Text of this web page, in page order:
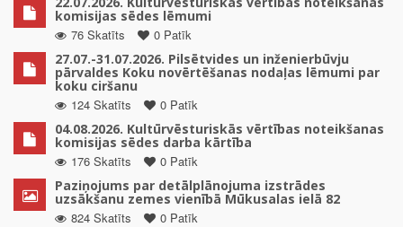
komisijas sēdes lēmumi
76 Skatīts
0 Patīk
27.07.-31.07.2026. Pilsētvides un inženierbūvju
pārvaldes Koku novērtēšanas nodaļas lēmumi par
koku ciršanu
124 Skatīts
0 Patīk
04.08.2026. Kultūrvēsturiskās vērtības noteikšanas
komisijas sēdes darba kārtība
176 Skatīts
0 Patīk
Paziņojums par detālplānojuma izstrādes
uzsākšanu zemes vienībā Mūkusalas ielā 82
824 Skatīts
0 Patīk